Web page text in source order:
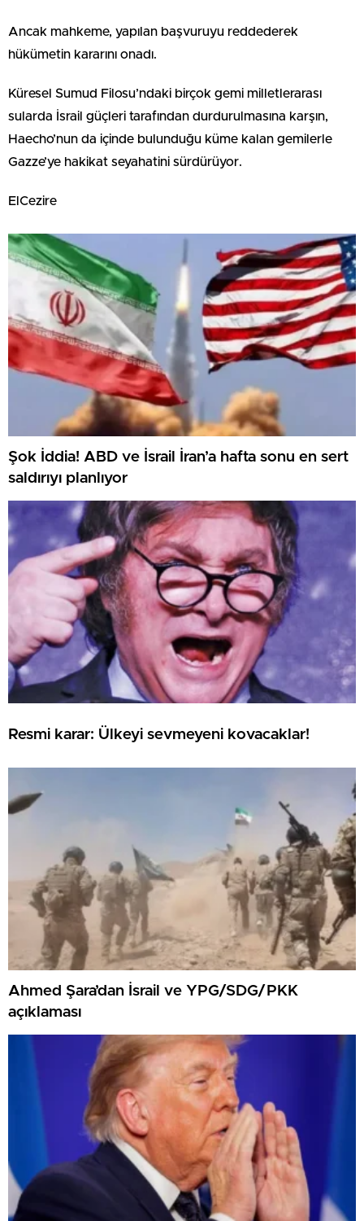
Ancak mahkeme, yapılan başvuruyu reddederek
hükümetin kararını onadı.
Küresel Sumud Filosu’ndaki birçok gemi milletlerarası
sularda İsrail güçleri tarafından durdurulmasına karşın,
Haecho’nun da içinde bulunduğu küme kalan gemilerle
Gazze’ye hakikat seyahatini sürdürüyor.
ElCezire
Şok İddia! ABD ve İsrail İran’a hafta sonu en sert
saldırıyı planlıyor
Resmi karar: Ülkeyi sevmeyeni kovacaklar!
Ahmed Şara’dan İsrail ve YPG/SDG/PKK
açıklaması